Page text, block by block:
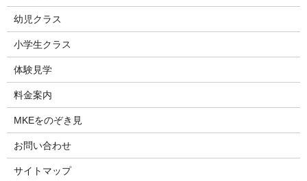
幼児クラス
小学生クラス
体験見学
料金案内
MKEをのぞき見
お問い合わせ
サイトマップ